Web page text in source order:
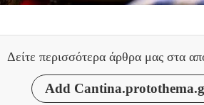
Δείτε περισσότερα άρθρα μας στα
Add